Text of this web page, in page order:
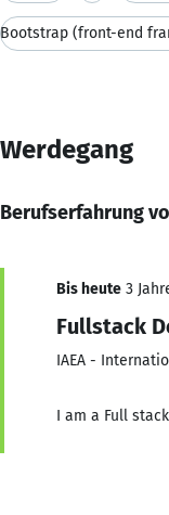
Bootstrap (front-end
Werdegang
Berufserfahrung
Bis heute 3
Fullstack
IAEA -
I am a Full